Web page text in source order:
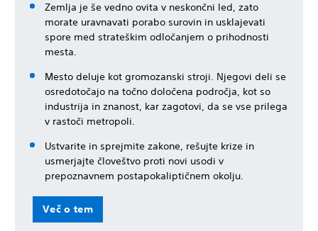
Zemlja je še vedno ovita v neskončni led, zato
morate uravnavati porabo surovin in usklajevati
spore med strateškim odločanjem o prihodnosti
mesta.
Mesto deluje kot gromozanski stroji. Njegovi deli se
osredotočajo na točno določena področja, kot so
industrija in znanost, kar zagotovi, da se vse prilega
v rastoči metropoli.
Ustvarite in sprejmite zakone, rešujte krize in
usmerjajte človeštvo proti novi usodi v
prepoznavnem postapokaliptičnem okolju.
Več o tem